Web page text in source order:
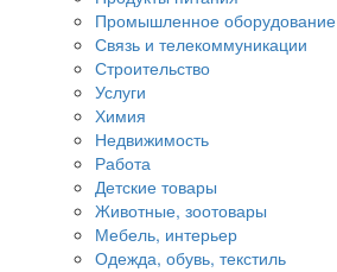
Промышленное оборудование
Связь и телекоммуникации
Строительство
Услуги
Химия
Недвижимость
Работа
Детские товары
Животные, зоотовары
Мебель, интерьер
Одежда, обувь, текстиль